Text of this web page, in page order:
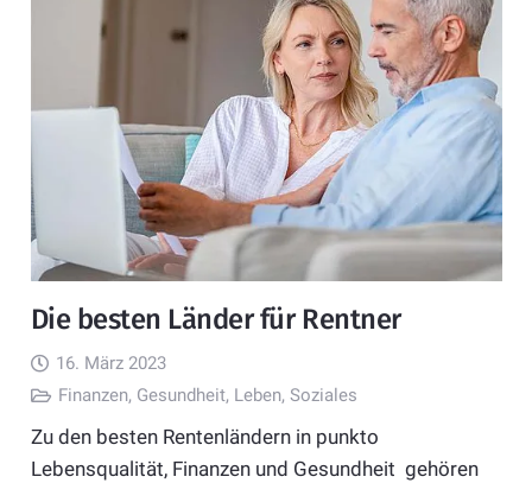
Die besten Länder für Rentner
16. März 2023
Finanzen, Gesundheit, Leben, Soziales
Zu den besten Rentenländern in punkto
Lebensqualität, Finanzen und Gesundheit gehören